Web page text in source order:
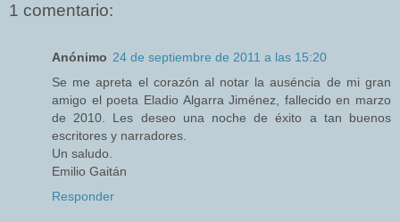
1 comentario:
Anónimo 24 de septiembre de 2011 a las 15:20
Se me apreta el corazón al notar la auséncia de mi gran
amigo el poeta Eladio Algarra Jiménez, fallecido en marzo
de 2010. Les deseo una noche de éxito a tan buenos
escritores y narradores.
Un saludo.
Emilio Gaitán
Responder